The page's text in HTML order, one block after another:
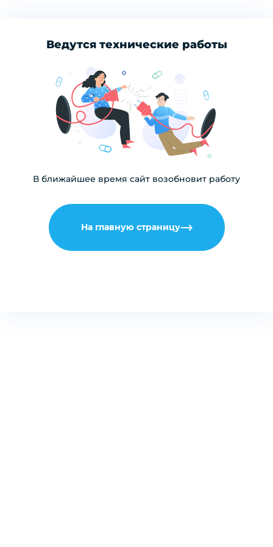
Ведутся технические работы
В ближайшее время сайт возобновит работу
На главную страницу